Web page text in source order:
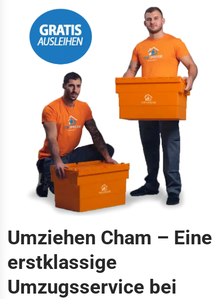
Umziehen Cham – Eine
erstklassige
Umzugsservice bei